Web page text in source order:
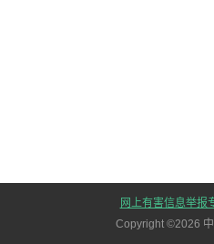
网上有害信息举报
Copyright ©2026